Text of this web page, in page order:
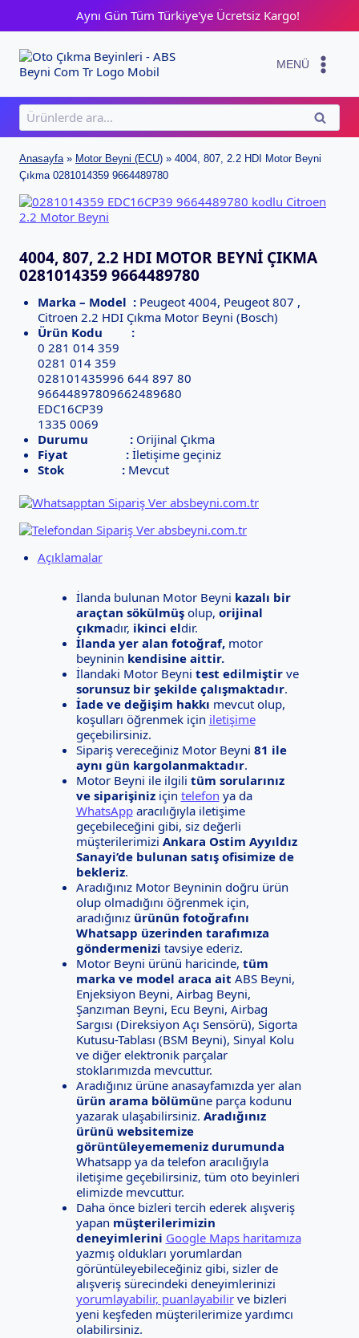
content
Aynı Gün Tüm Türkiye'ye Ücretsiz Kargo!
MENÜ
Ara:
ARA
Anasayfa» Motor Beyni (ECU) » 4004, 807, 2.2 HDI Motor Beyni
Çıkma 0281014359 9664489780
4004, 807, 2.2 HDI MOTOR BEYNI ÇIKMA
0281014359 9664489780
Marka – Model :Peugeot 4004, Peugeot 807 ,
Citroen 2.2 HDI Çıkma Motor Beyni (Bosch)
Ürün Kodu :
0 281 014 359
0281 014 359
028101435996 644 897 80
96644897809662489680
EDC16CP39
1335 0069
Durumu :Orijinal Çıkma
Fiyat :İletişime geçiniz
Stok :Mevcut
Açıklamalar
İlanda bulunan Motor Beyni kazalı bir
araçtan sökülmüşolup, orijinal
çıkmadır, ikinci eldir.
İlanda yer alan fotoğraf,motor
beyninin kendisine aittir.
İlandaki Motor Beyni test edilmiştirve
sorunsuz bir şekilde çalışmaktadır.
İade ve değişim hakkı mevcut olup,
koşulları öğrenmek için iletişime
geçebilirsiniz.
Sipariş vereceğiniz Motor Beyni 81 ile
aynı gün kargolanmaktadır.
Motor Beyni ile ilgili tüm sorularınız
ve siparişiniziçin telefon ya da
WhatsApparacılığıyla iletişime
geçebileceğini gibi, siz değerli
müşterilerimizi Ankara Ostim Ayyıldız
Sanayi’de bulunan satış ofisimize de
bekleriz.
Aradığınız Motor Beyninin doğru ürün
olup olmadığını öğrenmek için,
aradığınız ürünün fotoğrafını
Whatsapp üzerinden tarafımıza
göndermenizi tavsiye ederiz.
Motor Beyni ürünü haricinde, tüm
marka ve model araca ait ABS Beyni,
Enjeksiyon Beyni, Airbag Beyni,
Şanzıman Beyni, Ecu Beyni, Airbag
Sargısı (Direksiyon Açı Sensörü), Sigorta
Kutusu-Tablası (BSM Beyni), Sinyal Kolu
ve diğer elektronik parçalar
stoklarımızda mevcuttur.
Aradığınız ürüne anasayfamızda yer alan
ürün arama bölümüne parça kodunu
yazarak ulaşabilirsiniz. Aradığınız
ürünü websitemize
görüntüleyememeniz durumunda
Whatsapp ya da telefon aracılığıyla
iletişime geçebilirsiniz, tüm oto beyinleri
elimizde mevcuttur.
Daha önce bizleri tercih ederek alışveriş
yapan müşterilerimizin
deneyimlerini Google Maps haritamıza
yazmış oldukları yorumlardan
görüntüleyebileceğiniz gibi, sizler de
alışveriş sürecindeki deneyimlerinizi
yorumlayabilir, puanlayabilirve bizleri
yeni keşfeden müşterilerimize yardımcı
olabilirsiniz.